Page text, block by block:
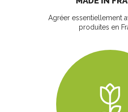
Agréer essentiellement
produites en